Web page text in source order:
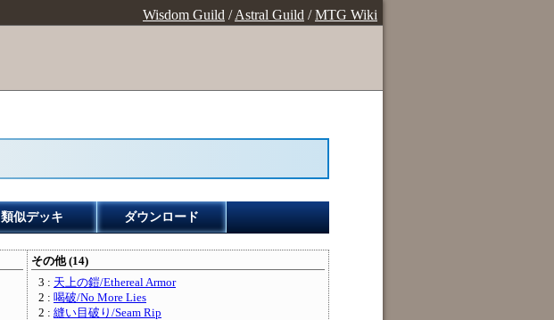
Wisdom Guild /Astral Guild /MTG Wiki
類似デッキ ダウンロード
その他 (14)
3 : 天上の鎧/Ethereal Armor
2 : 喝破/No More Lies
2 : 縫い目破り/Seam Rip